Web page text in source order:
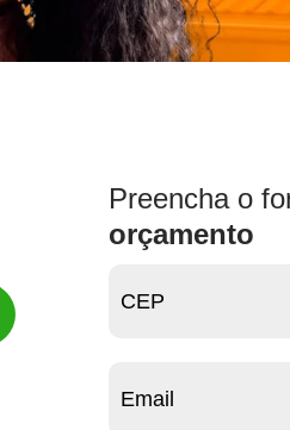
Preencha o
orçamento
Franquias